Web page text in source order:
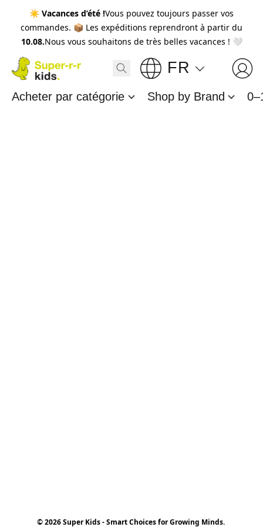
☀️ Vacances d’été !Vous pouvez toujours passer vos
commandes. 📦 Les expéditions reprendront à partir du
10.08.Nous vous souhaitons de très belles vacances ! 🤍
FR
Acheter par catégorie Shop by Brand
© 2026 Super Kids - Smart Choices for Growing Minds.